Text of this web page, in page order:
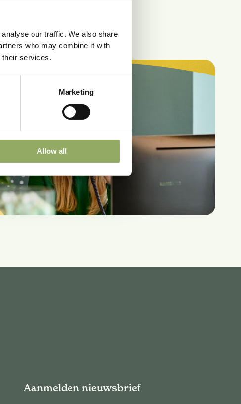
our traffic. We also share
who may combine it with
their services.
Marketing
Allow all
Aanmelden nieuwsbrief